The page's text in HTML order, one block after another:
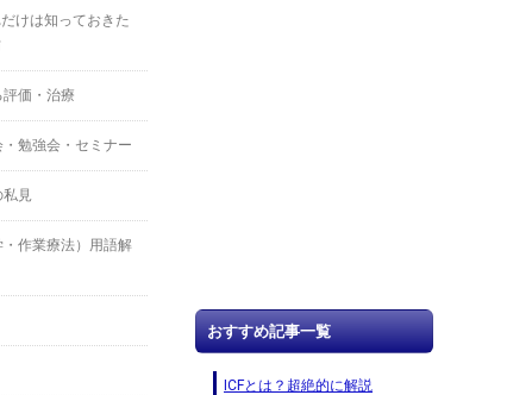
けは知っておきた
価・治療
勉強会・セミナー
私見
・作業療法）用語解
おすすめ記事一覧
ICFとは？超絶的に解説